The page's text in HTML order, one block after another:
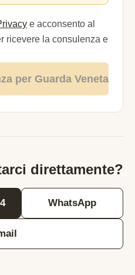
e acconsento al
ricevere la consulenza e
per Guarda Veneta
direttamente?
WhatsApp